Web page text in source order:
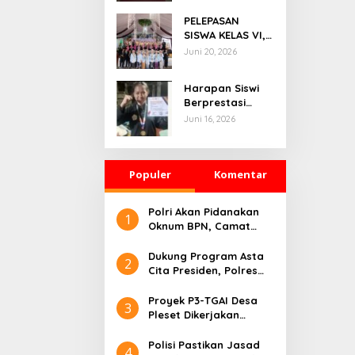
Tahun Pelajaran
PELEPASAN
SISWA KELAS VI,
KENAIKAN KELAS
DAARUSSA’ADAH.
Parungkuda,
Juni 20, 2026
Harapan Siswi
Berprestasi
Hancur, SPMB
Atlet Muda
Juni 16, 2026
Populer Komentar
1
Polri Akan Pidanakan
Oknum BPN, Camat
Terlibat Praktik Mafia
Tanah
2
Dukung Program Asta
Cita Presiden, Polres
Priok Tangkap
Tersangka Narkoba
3
Proyek P3-TGAI Desa
Pleset Dikerjakan
Polisi Pastikan Jasad